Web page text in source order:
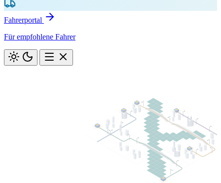
Fahrerportal
Für empfohlene Fahrer